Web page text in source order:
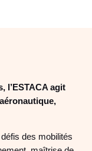
l’ESTACA agit
des mobilités